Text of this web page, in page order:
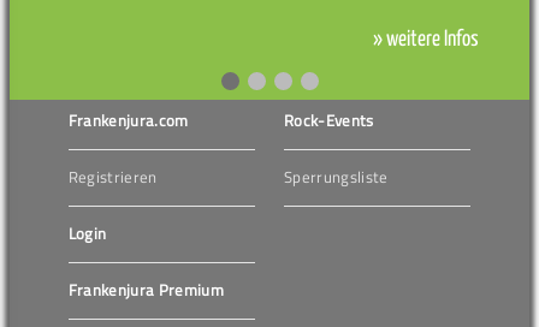
» weitere Infos
Frankenjura.com
Registrieren
Login
Frankenjura Premium
Rock-Events
Sperrungsliste